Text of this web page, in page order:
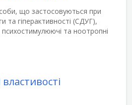
що застосовуються при
та гіперактивності (СДУГ),
психостимулюючі та ноотропні